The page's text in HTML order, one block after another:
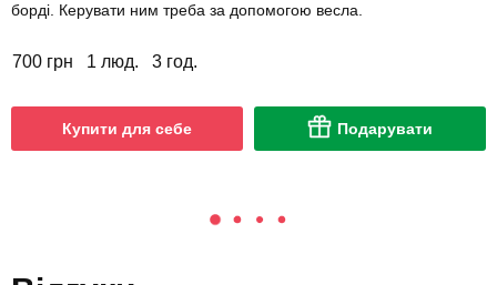
борді. Керувати ним треба за допомогою весла.
700 грн 1 люд. 3 год.
Купити для себе Подарувати